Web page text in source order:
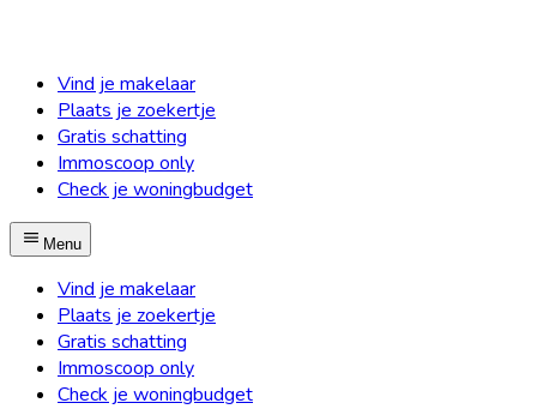
Vind je makelaar
Plaats je zoekertje
Gratis schatting
Immoscoop only
Check je woningbudget
Menu
Vind je makelaar
Plaats je zoekertje
Gratis schatting
Immoscoop only
Check je woningbudget